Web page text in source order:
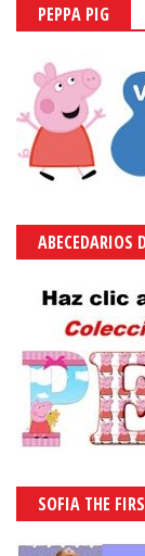
PEPPA PIG
ABECEDARIOS
SOFIA THE